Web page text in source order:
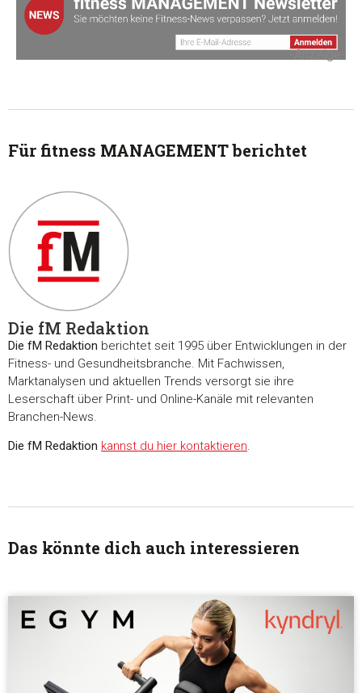
-Anzeige-
Für fitness MANAGEMENT berichtet
Die fM Redaktion
Die fM Redaktion berichtet seit 1995 über Entwicklungen in der
Fitness- und Gesundheitsbranche. Mit Fachwissen,
Marktanalysen und aktuellen Trends versorgt sie ihre
Leserschaft über Print- und Online-Kanäle mit relevanten
Branchen-News.
Die fM Redaktion kannst du hier kontaktieren.
Das könnte dich auch interessieren